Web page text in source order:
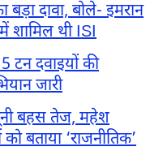
बड़ा दावा, बोले- इमरान
शामिल थी ISI
टन दवाइयों की
जारी
बहस तेज, महेश
बताया ‘राजनीतिक’